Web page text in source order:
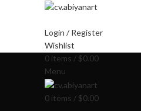
Login / Register
Wishlist
0 items / $0.00
Menu
0 items / $0.00